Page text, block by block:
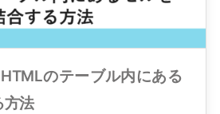
HTMLのテーブル内にある
方法